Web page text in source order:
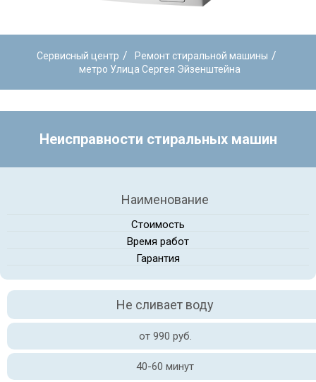
Сервисный центр / Ремонт стиральной машины /
метро Улица Сергея Эйзенштейна
Неисправности стиральных машин
Наименование
Стоимость
Время работ
Гарантия
Не сливает воду
от 990 руб.
40-60 минут